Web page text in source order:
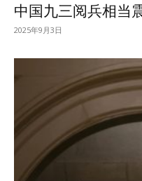
中国九三阅兵相当
2025年9月3日